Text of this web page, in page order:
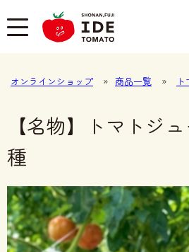
オンラインショップ » 商品一覧 »
【名物】トマトジ
種